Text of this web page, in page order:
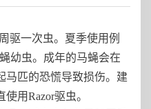
驱一次虫。夏季使用例
幼虫。成年的马蝇会在
马匹的恐慌导致损伤。建
用Razor驱虫。